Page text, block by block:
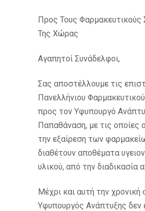
Προς Τους Φαρμακευτικούς
Της Χώρας
Αγαπητοί Συνάδελφοι,
Σας αποστέλλουμε τις
Πανελλήνιου
προς τον Υφυπουργό
Παπαθάναση, με τις οποίες
την εξαίρεση των
διαθέτουν αποθέματα
υλικού, από την διαδικασία
Μέχρι και αυτή την χρονική
Υφυπουργός Ανάπτυξης δεν